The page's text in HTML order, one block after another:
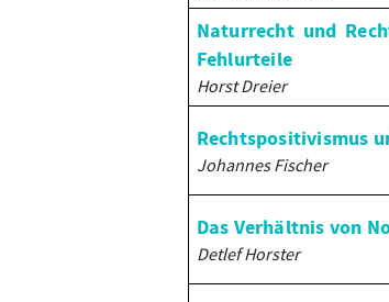
Naturrecht und
Fehlurteile
Horst Dreier
Rechtspositivismus
Johannes Fischer
Das Verhältnis von
Detlef Horster